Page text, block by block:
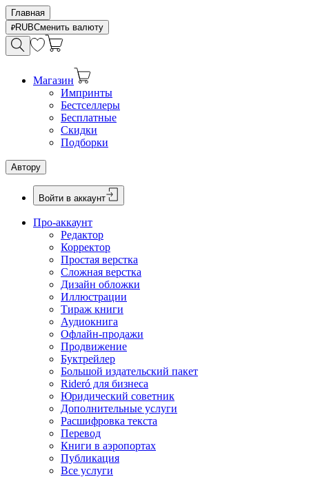
Главная
RUBСменить валюту
Магазин
Импринты
Бестселлеры
Бесплатные
Скидки
Подборки
Автору
Войти в аккаунт
Про-аккаунт
Редактор
Корректор
Простая верстка
Сложная верстка
Дизайн обложки
Иллюстрации
Тираж книги
Аудиокнига
Офлайн-продажи
Продвижение
Буктрейлер
Большой издательский пакет
Rideró для бизнеса
Юридический советник
Дополнительные услуги
Расшифровка текста
Перевод
Книги в аэропортах
Публикация
Все услуги